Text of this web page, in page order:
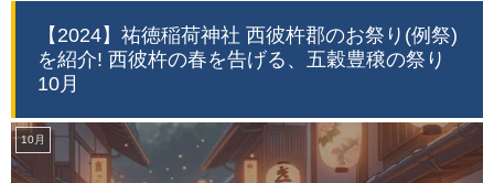
【2024】祐徳稲荷神社 西彼杵郡のお祭り(例祭)
を紹介! 西彼杵の春を告げる、五穀豊穣の祭り
10月
10月